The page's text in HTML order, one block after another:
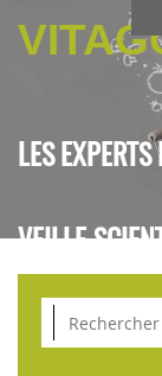
LES
VEILLE
POUR